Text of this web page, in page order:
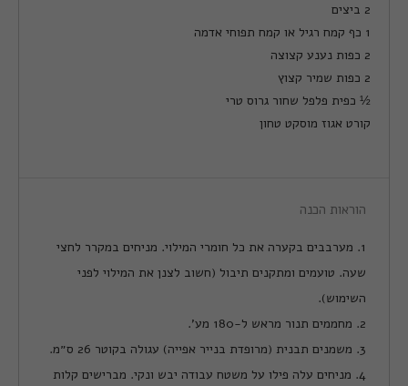
2 ביצים
1 כף קמח רגיל או קמח תפוחי אדמה
2 כפות נענע קצוצה
2 כפות שמיר קצוץ
½ כפית פלפל שחור גרוס טרי
קורט אגוז מוסקט טחון
הוראות הכנה
1. מערבבים בקערה את כל חומרי המילוי. מניחים במקרר לחצי
שעה. טועמים ומתקנים תיבול (חשוב לצנן את המילוי לפני
השימוש).
2. מחממים תנור מראש ל-180 מע'.
3. משמנים תבנית (מרופדת בנייר אפייה) עגולה בקוטר 26 ס״מ.
4. מניחים עלה פילו על משטח עבודה יבש ונקי. מברישים קלות